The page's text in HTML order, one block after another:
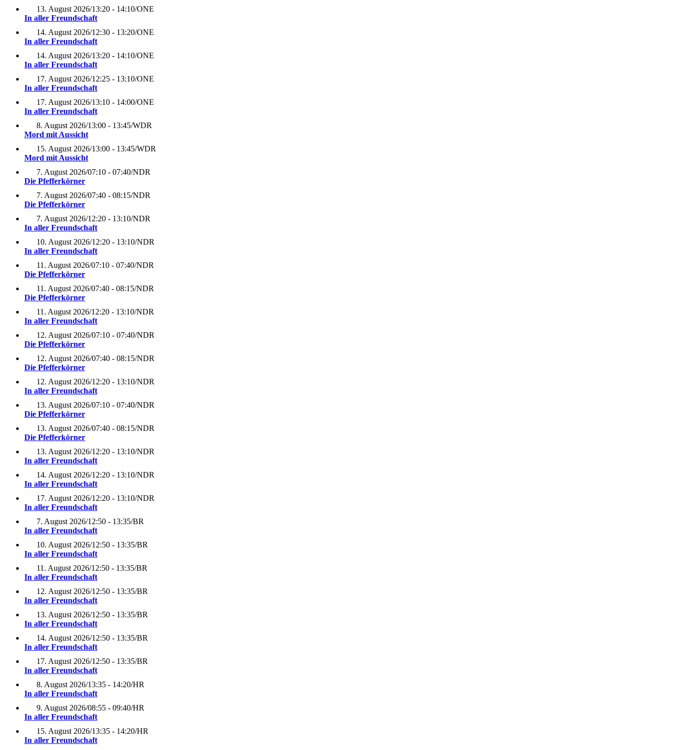
13. August 2026/13:20 - 14:10/ONE
In aller Freundschaft
14. August 2026/12:30 - 13:20/ONE
In aller Freundschaft
14. August 2026/13:20 - 14:10/ONE
In aller Freundschaft
17. August 2026/12:25 - 13:10/ONE
In aller Freundschaft
17. August 2026/13:10 - 14:00/ONE
In aller Freundschaft
8. August 2026/13:00 - 13:45/WDR
Mord mit Aussicht
15. August 2026/13:00 - 13:45/WDR
Mord mit Aussicht
7. August 2026/07:10 - 07:40/NDR
Die Pfefferkörner
7. August 2026/07:40 - 08:15/NDR
Die Pfefferkörner
7. August 2026/12:20 - 13:10/NDR
In aller Freundschaft
10. August 2026/12:20 - 13:10/NDR
In aller Freundschaft
11. August 2026/07:10 - 07:40/NDR
Die Pfefferkörner
11. August 2026/07:40 - 08:15/NDR
Die Pfefferkörner
11. August 2026/12:20 - 13:10/NDR
In aller Freundschaft
12. August 2026/07:10 - 07:40/NDR
Die Pfefferkörner
12. August 2026/07:40 - 08:15/NDR
Die Pfefferkörner
12. August 2026/12:20 - 13:10/NDR
In aller Freundschaft
13. August 2026/07:10 - 07:40/NDR
Die Pfefferkörner
13. August 2026/07:40 - 08:15/NDR
Die Pfefferkörner
13. August 2026/12:20 - 13:10/NDR
In aller Freundschaft
14. August 2026/12:20 - 13:10/NDR
In aller Freundschaft
17. August 2026/12:20 - 13:10/NDR
In aller Freundschaft
7. August 2026/12:50 - 13:35/BR
In aller Freundschaft
10. August 2026/12:50 - 13:35/BR
In aller Freundschaft
11. August 2026/12:50 - 13:35/BR
In aller Freundschaft
12. August 2026/12:50 - 13:35/BR
In aller Freundschaft
13. August 2026/12:50 - 13:35/BR
In aller Freundschaft
14. August 2026/12:50 - 13:35/BR
In aller Freundschaft
17. August 2026/12:50 - 13:35/BR
In aller Freundschaft
8. August 2026/13:35 - 14:20/HR
In aller Freundschaft
9. August 2026/08:55 - 09:40/HR
In aller Freundschaft
15. August 2026/13:35 - 14:20/HR
In aller Freundschaft